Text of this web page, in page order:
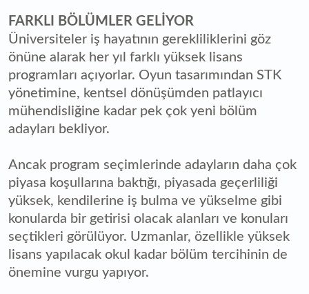
FARKLI BÖLÜMLER GELİYOR
Üniversiteler iş hayatının gerekliliklerini göz
önüne alarak her yıl farklı yüksek lisans
programları açıyorlar. Oyun tasarımından STK
yönetimine, kentsel dönüşümden patlayıcı
mühendisliğine kadar pek çok yeni bölüm
adayları bekliyor.
Ancak program seçimlerinde adayların daha çok
piyasa koşullarına baktığı, piyasada geçerliliği
yüksek, kendilerine iş bulma ve yükselme gibi
konularda bir getirisi olacak alanları ve konuları
seçtikleri görülüyor. Uzmanlar, özellikle yüksek
lisans yapılacak okul kadar bölüm tercihinin de
önemine vurgu yapıyor.